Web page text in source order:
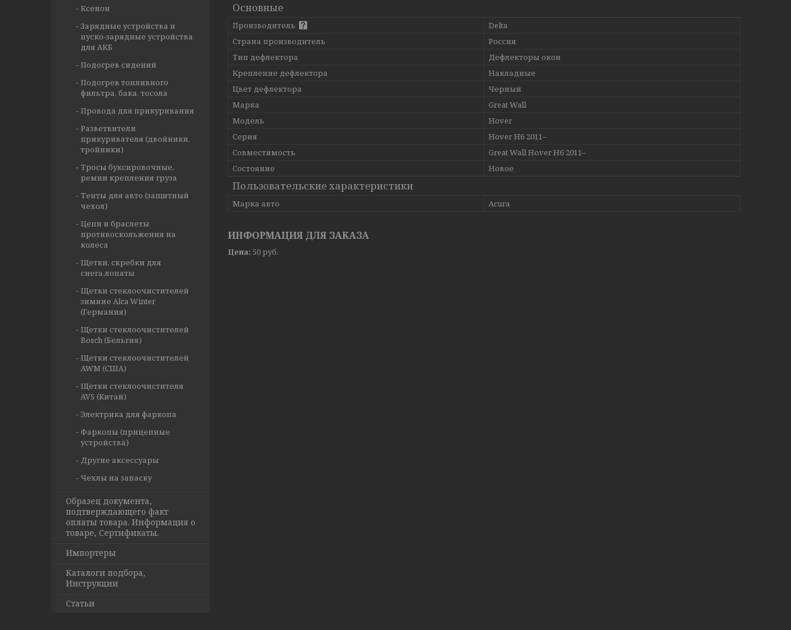
Основные
Производитель
Delta
Страна производитель
Россия
Тип дефлектора
Дефлекторы окон
Крепление дефлектора
Накладные
Цвет дефлектора
Черный
Марка
Great Wall
Модель
Hover
Серия
Hover H6 2011–
Совместимость
Great Wall Hover H6 2011–
Состояние
Новое
Пользовательские характеристики
Марка авто Acura
ИНФОРМАЦИЯ ДЛЯ ЗАКАЗА
Цена: 50 руб.
Ксенон
Зарядные устройства и
пуско-зарядные устройства
для АКБ
Подогрев сидений
Подогрев топливного
фильтра, бака, тосола
Провода для прикуривания
Разветвители
прикуривателя (двойники,
тройники)
Тросы буксировочные,
ремни крепления груза
Тенты для авто (защитный
чехол)
Цепи и браслеты
противоскольжения на
колеса
Щетки, скребки для
снега,лопаты
Щетки стеклоочистителей
зимние Alca Winter
(Германия)
Щетки стеклоочистителей
Bosch (Бельгия)
Щетки стеклоочистителей
AWM (США)
Щетки стеклоочистителя
AVS (Китай)
Электрика для фаркопа
Фаркопы (прицепные
устройства)
Другие аксессуары
Чехлы на запаску
Образец документа,
подтверждающего факт
оплаты товара. Информация о
товаре, Сертификаты.
Импортеры
Каталоги подбора,
Инструкции
Статьи